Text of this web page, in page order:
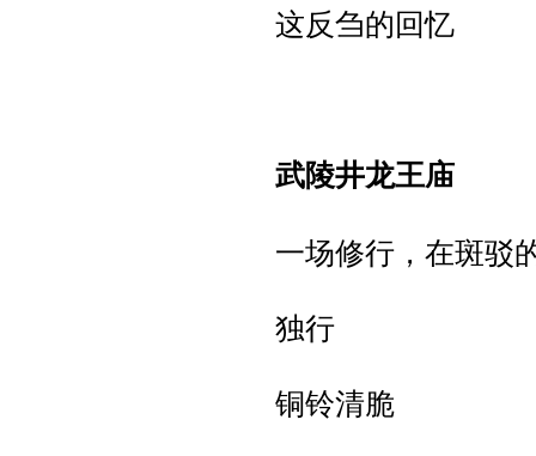
这反刍的回忆
武陵井龙王庙
一场修行，在斑驳
独行
铜铃清脆